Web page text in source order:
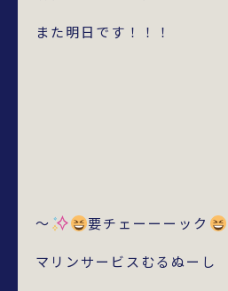
また明日です！！！
～ 要チェーーーック
マリンサービスむるぬーし